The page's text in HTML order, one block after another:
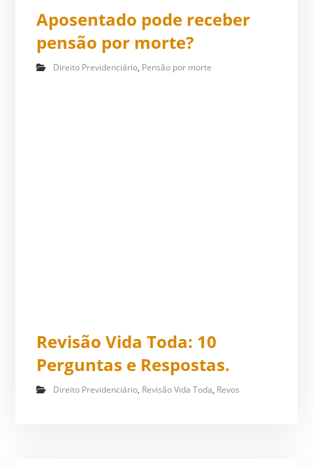
Aposentado pode receber
pensão por morte?
Direito Previdenciário, Pensão por morte
Revisão Vida Toda: 10
Perguntas e Respostas.
Direito Previdenciário, Revisão Vida Toda, Revos